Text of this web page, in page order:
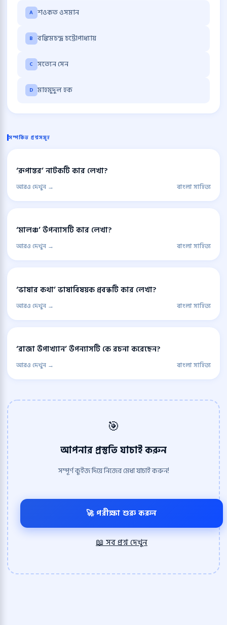
A শওকত ওসমান
B বঙ্কিমচন্দ্র চট্টোপাধ্যায়
C সত্যেন সেন
D মাহমুদুল হক
সম্পর্কিত প্রশ্নসমূহ
‘রূপান্তর’ নাটকটি কার লেখা?
আরও দেখুন → বাংলা সাহিত্য
‘মালঞ্চ’ উপন্যাসটি কার লেখা?
আরও দেখুন → বাংলা সাহিত্য
‘ভাষার কথা’ ভাষাবিষয়ক প্রবন্ধটি কার লেখা?
আরও দেখুন → বাংলা সাহিত্য
‘রাজা উপাখ্যান’ উপন্যাসটি কে রচনা করেছেন?
আরও দেখুন → বাংলা সাহিত্য
🎯
আপনার প্রস্তুতি যাচাই করুন
সম্পূর্ণ কুইজ দিয়ে নিজের মেধা যাচাই করুন!
🚀 পরীক্ষা শুরু করুন
📖 সব প্রশ্ন দেখুন